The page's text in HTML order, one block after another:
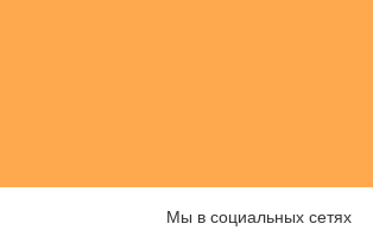
Мы в социальных сетях